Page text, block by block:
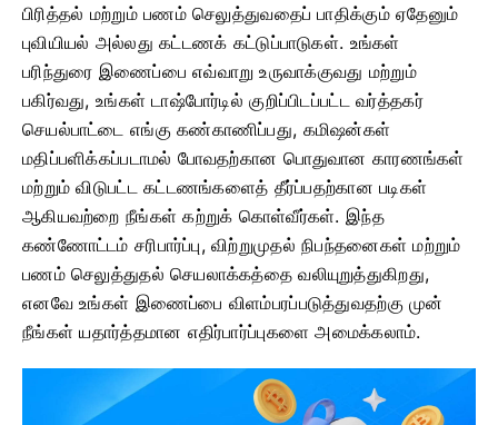
பிரித்தல் மற்றும் பணம் செலுத்துவதைப் பாதிக்கும் ஏதேனும்
புவியியல் அல்லது கட்டணக் கட்டுப்பாடுகள். உங்கள்
பரிந்துரை இணைப்பை எவ்வாறு உருவாக்குவது மற்றும்
பகிர்வது, உங்கள் டாஷ்போர்டில் குறிப்பிடப்பட்ட வர்த்தகர்
செயல்பாட்டை எங்கு கண்காணிப்பது, கமிஷன்கள்
மதிப்பளிக்கப்படாமல் போவதற்கான பொதுவான காரணங்கள்
மற்றும் விடுபட்ட கட்டணங்களைத் தீர்ப்பதற்கான படிகள்
ஆகியவற்றை நீங்கள் கற்றுக் கொள்வீர்கள். இந்த
கண்ணோட்டம் சரிபார்ப்பு, விற்றுமுதல் நிபந்தனைகள் மற்றும்
பணம் செலுத்துதல் செயலாக்கத்தை வலியுறுத்துகிறது,
எனவே உங்கள் இணைப்பை விளம்பரப்படுத்துவதற்கு முன்
நீங்கள் யதார்த்தமான எதிர்பார்ப்புகளை அமைக்கலாம்.